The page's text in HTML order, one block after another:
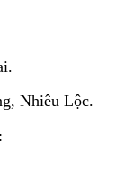
Nhiêu Lộc.